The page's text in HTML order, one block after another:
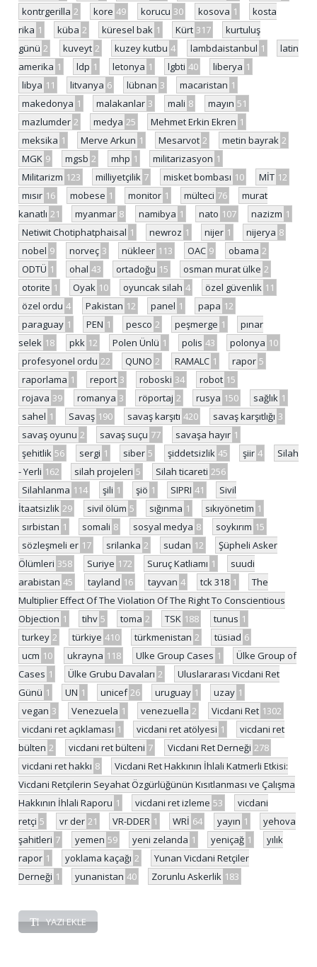
kontrgerilla 2 kore 49 korucu 30 kosova 1
kosta
rika 1 küba 2 küresel bak 1 Kürt 317
kurtuluş
günü 2 kuveyt 2 kuzey kutbu 4 lambdaistanbul 1
latin
amerika 1 ldp 1 letonya 1 lgbti 40 liberya 1
libya 11 litvanya 6 lübnan 3 macaristan 1
makedonya 1 malakanlar 3 mali 8 mayın 51
mazlumder 2 medya 25 Mehmet Erkin Ekren 1
meksika 1 Merve Arkun 1 Mesarvot 2 metin bayrak 2
MGK 9 mgsb 2 mhp 1 militarizasyon 1
Militarizm 123 milliyetçilik 7 misket bombası 10 MİT 12
mısır 16 mobese 1 monitor 1 mülteci 76
murat
kanatlı 21 myanmar 8 namibya 1 nato 107 nazizm 1
Netiwit Chotiphatphaisal 1 newroz 1 nijer 1 nijerya 8
nobel 9 norveç 3 nükleer 113 OAC 9 obama 2
ODTÜ 1 ohal 43 ortadoğu 15 osman murat ülke 2
otorite 1 Oyak 10 oyuncak silah 4 özel güvenlik 11
özel ordu 4 Pakistan 12 panel 1 papa 12
paraguay 1 PEN 1 pesco 2 peşmerge 1
pınar
selek 18 pkk 12 Polen Ünlü 1 polis 43 polonya 10
profesyonel ordu 22 QUNO 2 RAMALC 1 rapor 5
raporlama 1 report 3 roboski 34 robot 15
rojava 39 romanya 3 röportaj 2 rusya 150 sağlık 1
sahel 1 Savaş 190 savaş karşıtı 420 savaş karşıtlığı 3
savaş oyunu 2 savaş suçu 77 savaşa hayır 1
şehitlik 56 sergi 1 siber 5 şiddetsizlik 45 şiir 4
Silah
- Yerli 162 silah projeleri 5 Silah ticareti 256
Silahlanma 114 şili 1 şiö 1 SIPRI 41
Sivil
İtaatsizlik 29 sivil ölüm 5 sığınma 1 sıkıyönetim 1
sırbistan 1 somali 8 sosyal medya 8 soykırım 15
sözleşmeli er 17 srilanka 2 sudan 12
Şüpheli Asker
Ölümleri 358 Suriye 172 Suruç Katliamı 1
suudi
arabistan 45 tayland 16 tayvan 4 tck 318 1
The
Multiplier Effect Of The Violation Of The Right To Conscientious
Objection 1 tihv 5 toma 2 TSK 188 tunus 1
turkey 2 türkiye 410 türkmenistan 2 tüsiad 6
ucm 10 ukrayna 118 Ulke Group Cases 1
Ülke Group of
Cases 1 Ülke Grubu Davaları 2
Uluslararası Vicdani Ret
Günü 1 UN 1 unicef 26 uruguay 1 uzay 1
vegan 3 Venezuela 1 venezuella 2 Vicdani Ret 1302
vicdani ret açıklaması 1 vicdani ret atölyesi 1
vicdani ret
bülten 2 vicdani ret bülteni 7 Vicdani Ret Derneği 278
vicdani ret hakkı 8
Vicdani Ret Hakkının İhlali Katmerli Etkisi:
Vicdani Retçilerin Seyahat Özgürlüğünün Kısıtlanması ve Çalışma
Hakkının İhlali Raporu 1 vicdani ret izleme 53
vicdani
retçi 5 vr der 21 VR-DDER 1 WRİ 64 yayın 1
yehova
şahitleri 7 yemen 59 yeni zelanda 1 yeniçağ 1
yılık
rapor 1 yoklama kaçağı 2
Yunan Vicdani Retçiler
Derneği 1 yunanistan 40 Zorunlu Askerlik 183
YAZI EKLE